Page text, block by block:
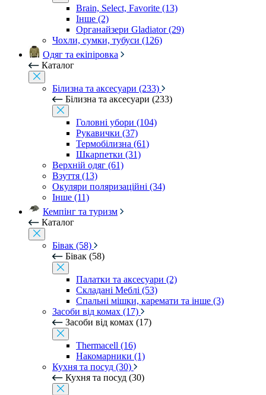
Brain, Select, Favorite (13)
Інше (2)
Органайзери Gladiator (29)
Чохли, сумки, тубуси (126)
Одяг та екіпіровка
Каталог
Білизна та аксесуари (233)
Білизна та аксесуари (233)
Головні убори (104)
Рукавички (37)
Термобілизна (61)
Шкарпетки (31)
Верхній одяг (61)
Взуття (13)
Окуляри поляризаційні (34)
Інше (11)
Кемпінг та туризм
Каталог
Бівак (58)
Бівак (58)
Палатки та аксесуари (2)
Складані Меблі (53)
Спальні мішки, каремати та інше (3)
Засоби від комах (17)
Засоби від комах (17)
Thermacell (16)
Накомарники (1)
Кухня та посуд (30)
Кухня та посуд (30)